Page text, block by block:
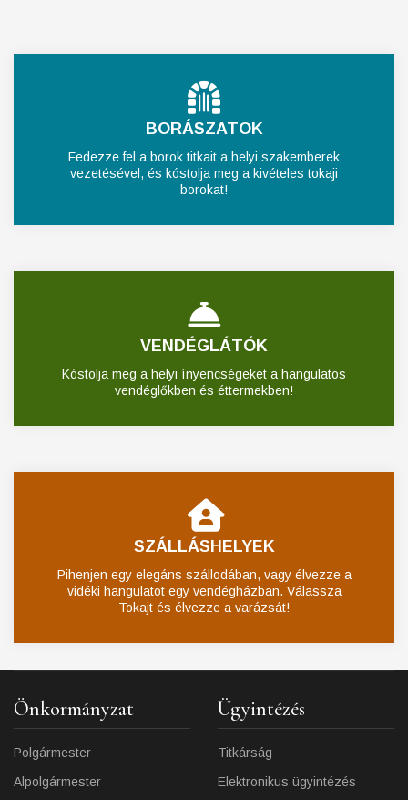
BORÁSZATOK
Fedezze fel a borok titkait a helyi szakemberek
vezetésével, és kóstolja meg a kivételes tokaji
borokat!
VENDÉGLÁTÓK
Kóstolja meg a helyi ínyencségeket a hangulatos
vendéglőkben és éttermekben!
SZÁLLÁSHELYEK
Pihenjen egy elegáns szállodában, vagy élvezze a
vidéki hangulatot egy vendégházban. Válassza
Tokajt és élvezze a varázsát!
Önkormányzat
Polgármester
Alpolgármester
Ügyintézés
Titkárság
Elektronikus ügyintézés